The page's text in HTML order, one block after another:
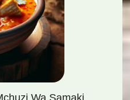
Wa Samaki